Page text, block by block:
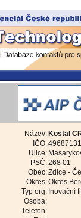
Název: Kostal
IČO:49687131
Ulice:
PSČ:268 01
Obec:Zdice -
Okres:Okres
Typ org: Inovační
Osoba:
Telefon: